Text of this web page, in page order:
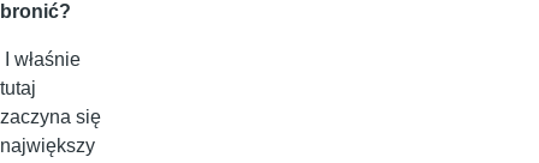
bronić?
I właśnie
tutaj
zaczyna się
największy